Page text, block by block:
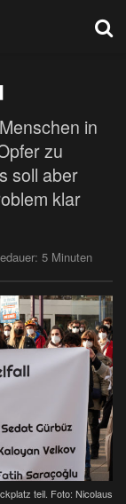
in
zu
soll aber
klar
5 Minuten
teil. Foto: Nicolaus